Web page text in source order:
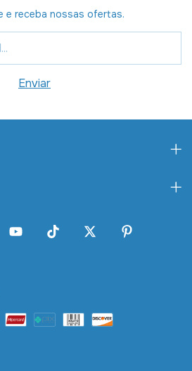
e receba nossas ofertas.